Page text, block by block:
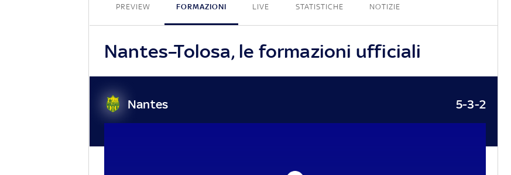
PREVIEW FORMAZIONI LIVE STATISTICHE NOTIZIE
Nantes–Tolosa, le formazioni ufficiali
Nantes 5-3-2